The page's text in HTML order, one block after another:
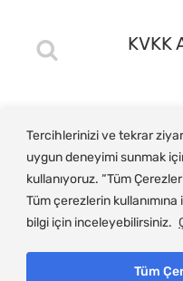
Tercihlerinizi ve tekrar
uygun deneyimi sunmak
kullanıyoruz. “Tüm
Tüm çerezlerin
bilgi için inceleyebilirsiniz.
Tüm
KVKK